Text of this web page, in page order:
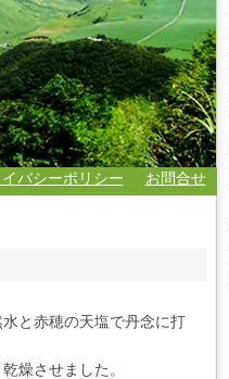
お問合せ
バシーポリシー
と赤穂の天塩で丹念に打
燥させました。